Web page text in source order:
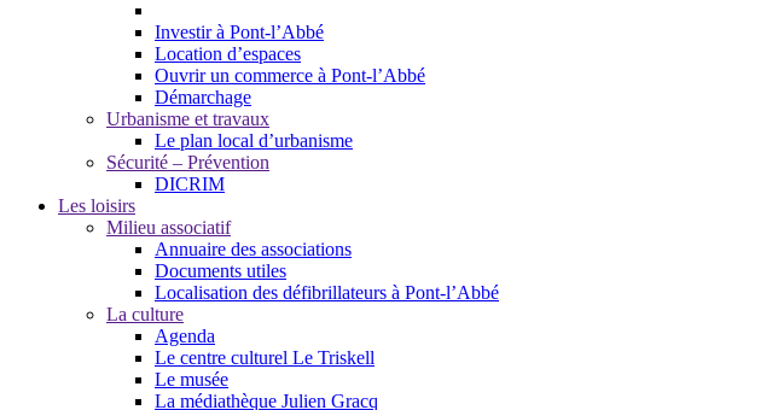
Investir à Pont-l’Abbé
Location d’espaces
Ouvrir un commerce à Pont-l’Abbé
Démarchage
Urbanisme et travaux
Le plan local d’urbanisme
Sécurité – Prévention
DICRIM
Les loisirs
Milieu associatif
Annuaire des associations
Documents utiles
Localisation des défibrillateurs à Pont-l’Abbé
La culture
Agenda
Le centre culturel Le Triskell
Le musée
La médiathèque Julien Gracq